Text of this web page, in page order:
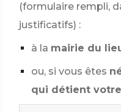
(formulaire rempli,
justificatifs) :
à la mairie du
ou, si vous êtes
qui détient